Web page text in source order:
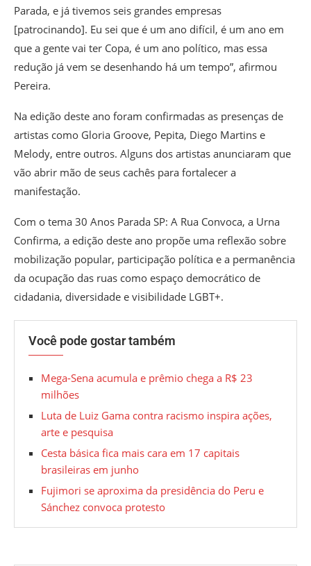
Parada, e já tivemos seis grandes empresas
[patrocinando]. Eu sei que é um ano difícil, é um ano em
que a gente vai ter Copa, é um ano político, mas essa
redução já vem se desenhando há um tempo”, afirmou
Pereira.
Na edição deste ano foram confirmadas as presenças de
artistas como Gloria Groove, Pepita, Diego Martins e
Melody, entre outros. Alguns dos artistas anunciaram que
vão abrir mão de seus cachês para fortalecer a
manifestação.
Com o tema 30 Anos Parada SP: A Rua Convoca, a Urna
Confirma, a edição deste ano propõe uma reflexão sobre
mobilização popular, participação política e a permanência
da ocupação das ruas como espaço democrático de
cidadania, diversidade e visibilidade LGBT+.
Você pode gostar também
Mega-Sena acumula e prêmio chega a R$ 23
milhões
Luta de Luiz Gama contra racismo inspira ações,
arte e pesquisa
Cesta básica fica mais cara em 17 capitais
brasileiras em junho
Fujimori se aproxima da presidência do Peru e
Sánchez convoca protesto